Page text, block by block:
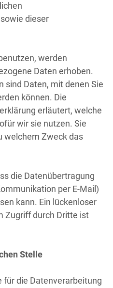
dieser
werden
Daten erhoben.
sind Daten, mit denen Sie
können. Die
erläutert, welche
wir sie nutzen. Sie
welchem Zweck das
die Datenübertragung
per E-Mail)
kann. Ein lückenloser
Zugriff durch Dritte ist
Stelle
für die Datenverarbeitung